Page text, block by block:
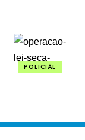
POLICIAL